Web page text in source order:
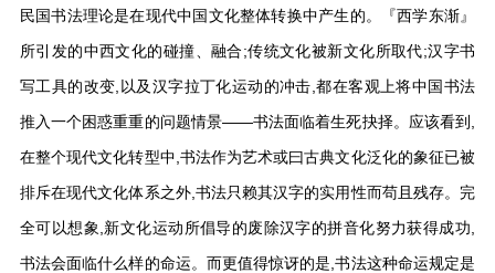
民国书法理论是在现代中国文化整体转换中产生的。『西学东渐』
所引发的中西文化的碰撞、融合;传统文化被新文化所取代;汉字书
写工具的改变,以及汉字拉丁化运动的冲击,都在客观上将中国书法
推入一个困惑重重的问题情景——书法面临着生死抉择。应该看到,
在整个现代文化转型中,书法作为艺术或曰古典文化泛化的象征已被
排斥在现代文化体系之外,书法只赖其汉字的实用性而苟且残存。完
全可以想象,新文化运动所倡导的废除汉字的拼音化努力获得成功,
书法会面临什么样的命运。而更值得惊讶的是,书法这种命运规定是